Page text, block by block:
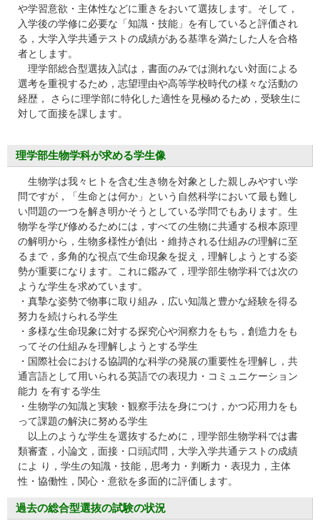
や学習意欲・主体性などに重きをおいて選抜します。そして，
⼊学後の学修に必要な「知識・技能」を有していると評価され
る，⼤学⼊学共通テストの成績がある基準を満たした⼈を合格
者とします。
理学部総合型選抜⼊試は，書⾯のみでは測れない対⾯による
選考を重視するため，志望理由や⾼等学校時代の様々な活動の
経歴， さらに理学部に特化した適性を⾒極めるため，受験⽣に
対して⾯接を課します。
理学部⽣物学科が求める学⽣像
⽣物学は我々ヒトを含む⽣き物を対象とした親しみやすい学
問ですが，「⽣命とは何か」という⾃然科学において最も難し
い問題の⼀つを解き明かそうとしている学問でもあります。⽣
物学を学び修めるためには，すべての⽣物に共通する根本原理
の解明から，⽣物多様性が創出・維持される仕組みの理解に⾄
るまで，多⾓的な視点で⽣命現象を捉え，理解しようとする姿
勢が重要になります。これに鑑みて，理学部⽣物学科では次の
ような学⽣を求めています。
・真摯な姿勢で物事に取り組み，広い知識と豊かな経験を得る
努⼒を続けられる学⽣
・多様な⽣命現象に対する探究⼼や洞察⼒をもち，創造⼒をも
ってその仕組みを理解しようとする学⽣
・国際社会における協調的な科学の発展の重要性を理解し，共
通⾔語として⽤いられる英語での表現⼒・コミュニケーション
能⼒ を有する学⽣
・⽣物学の知識と実験・観察⼿法を⾝につけ，かつ応⽤⼒をも
って課題の解決に努める学⽣
以上のような学⽣を選抜するために，理学部⽣物学科では書
類審査，⼩論⽂，⾯接・⼝頭試問，⼤学⼊学共通テストの成績
によ り，学⽣の知識・技能，思考⼒・判断⼒・表現⼒，主体
性・協働性，関⼼・意欲を多⾯的に評価します。
過去の総合型選抜の試験の状況